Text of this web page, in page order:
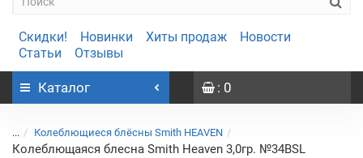
Скидки! Новинки Хиты продаж
Новости
Статьи
Отзывы
Каталог : 0
... Колеблющиеся блёсны Smith HEAVEN
Колеблющаяся блесна Smith Heaven 3,0гр. №34BSL